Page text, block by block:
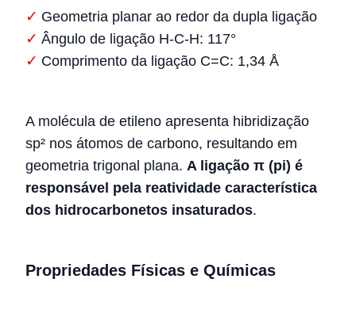
Geometria planar ao redor da dupla ligação
Ângulo de ligação H-C-H: 117°
Comprimento da ligação C=C: 1,34 Å
A molécula de etileno apresenta hibridização
sp² nos átomos de carbono, resultando em
geometria trigonal plana. A ligação π (pi) é
responsável pela reatividade característica
dos hidrocarbonetos insaturados.
Propriedades Físicas e Químicas